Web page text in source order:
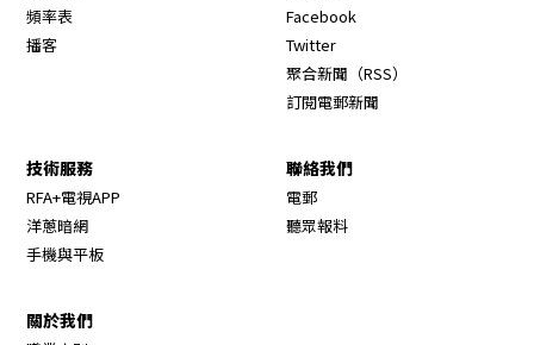
頻率表
播客
Facebook
Twitter
聚合新聞（RSS）
訂閱電郵新聞
技術服務
RFA+電視APP
洋蔥暗網
手機與平板
聯絡我們
電郵
聽眾報料
關於我們